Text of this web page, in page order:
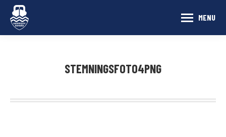
MENU
STEMNINGSFOTO4PNG